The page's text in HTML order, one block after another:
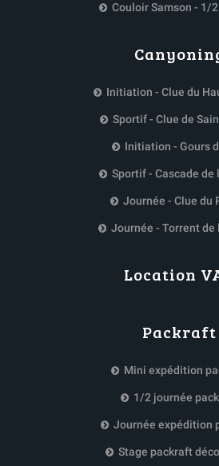
Couloir Samson - 1/
Initiation - Clue du
Sportif - Clue de
Initiation - Gours
Sportif - Cascade de
Journée - Clue du
Journée - Torrent de
Location
Packraft
Mini expédition
1/2 journée
Journée expédition
Stage packraft